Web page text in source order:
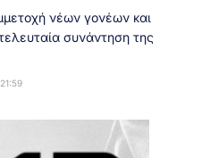
νέων γονέων και
συνάντηση της